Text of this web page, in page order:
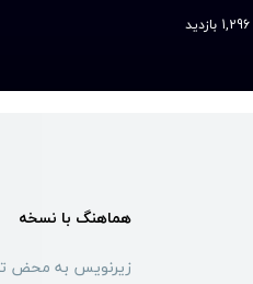
1,296 بازدید
هماهنگ با نسخه
زیرنویس به محض